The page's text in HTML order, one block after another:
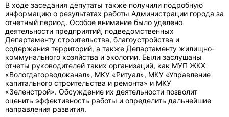
В ходе заседания депутаты также получили подробную
информацию о результатах работы Администрации города за
отчетный период. Особое внимание было уделено
деятельности предприятий, подведомственных
Департаменту строительства, благоустройства и
содержания территорий, а также Департаменту жилищно-
коммунального хозяйства и экологии. Были заслушаны
отчеты руководителей таких организаций, как МУП ЖКХ
«Вологдагорводоканал», МКУ «Ритуал», МКУ «Управление
капитального строительства и ремонта» и МКУ
«Зеленстрой». Обсуждение их деятельности позволит
оценить эффективность работы и определить дальнейшие
направления развития.